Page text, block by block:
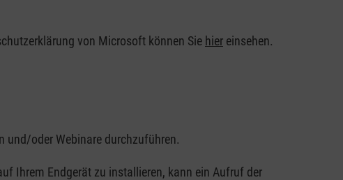
von Microsoft können Sie hier einsehen.
und/oder Webinare durchzuführen.
Ihrem Endgerät zu installieren, kann ein Aufruf der